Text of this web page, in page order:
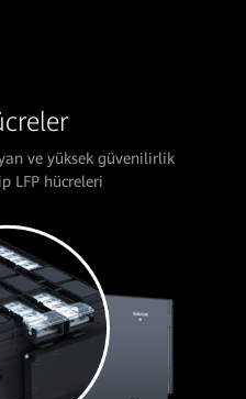
ve yüksek güvenilirlik
LFP hücreleri